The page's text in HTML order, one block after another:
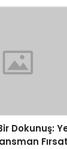
Dokunuş: